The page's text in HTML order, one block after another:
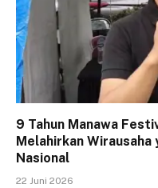
9 Tahun Manawa
Melahirkan Wirausaha
Nasional
22 Juni 2026